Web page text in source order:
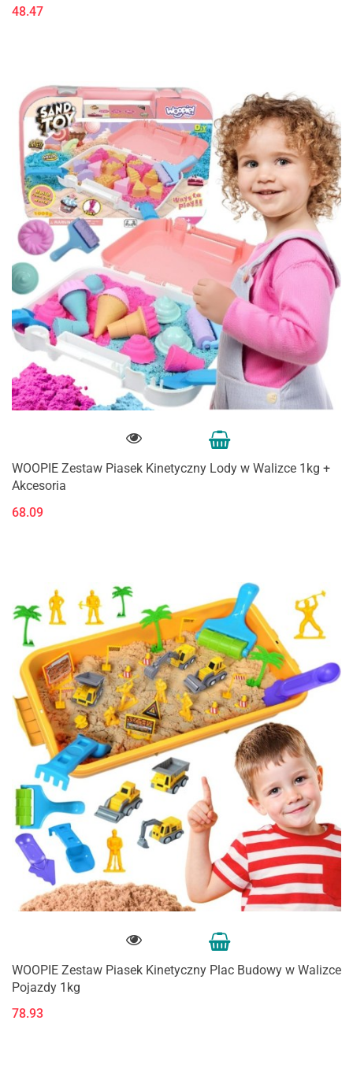
48.47
WOOPIE Zestaw Piasek Kinetyczny Lody w Walizce 1kg +
Akcesoria
68.09
WOOPIE Zestaw Piasek Kinetyczny Plac Budowy w Walizce
Pojazdy 1kg
78.93